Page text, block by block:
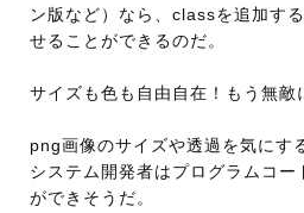
ン版など）なら、classを追加す
せることができるのだ。
サイズも色も自由自在！もう無敵
png画像のサイズや透過を気にす
システム開発者はプログラムコー
ができそうだ。